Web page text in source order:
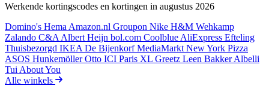
Werkende kortingscodes en kortingen in augustus 2026
Domino's Hema Amazon.nl Groupon Nike H&M Wehkamp
Zalando C&A Albert Heijn bol.com Coolblue AliExpress Efteling
Thuisbezorgd IKEA De BijenkorfMediaMarkt New York Pizza
ASOS HunkemöllerOtto ICI Paris XL Greetz Leen BakkerAlbelli
Tui About You
Alle winkels